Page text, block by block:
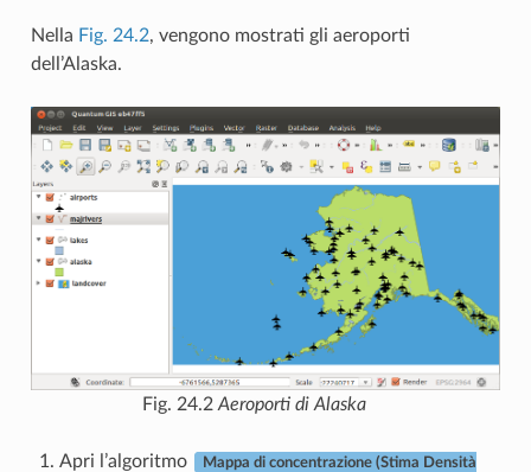
Nella Fig. 24.2, vengono mostrati gli aeroporti
dell’Alaska.
Fig. 24.2 Aeroporti di Alaska
Apri l’algoritmo Mappa di concentrazione (Stima Densità